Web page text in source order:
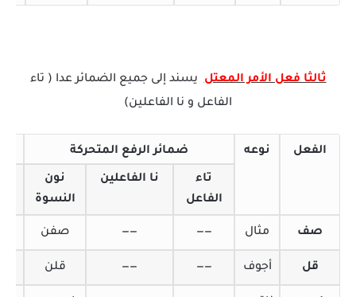
ثالثا فعل الأمر المعتل يسند إلى جميع الضمائر عدا ( تاء
الفاعل و نا الفاعلين)
الفعل نوعه ضمائر الرفع المتحركة
تاء
الفاعل
نا الفاعلين
نون
النسوة
صف مثال ——
—— صفن
قل أجوف ——
—— قلن